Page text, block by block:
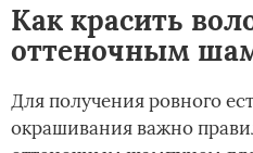
Как красить
оттеночным
Для получения ровного
окрашивания важно